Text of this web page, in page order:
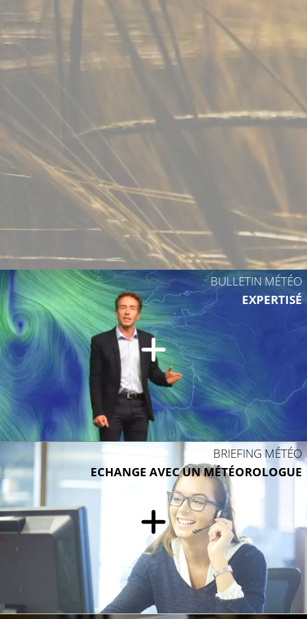
BULLETIN MÉTÉO
EXPERTISÉ
BRIEFING MÉTÉO
ECHANGE AVEC UN MÉTÉOROLOGUE